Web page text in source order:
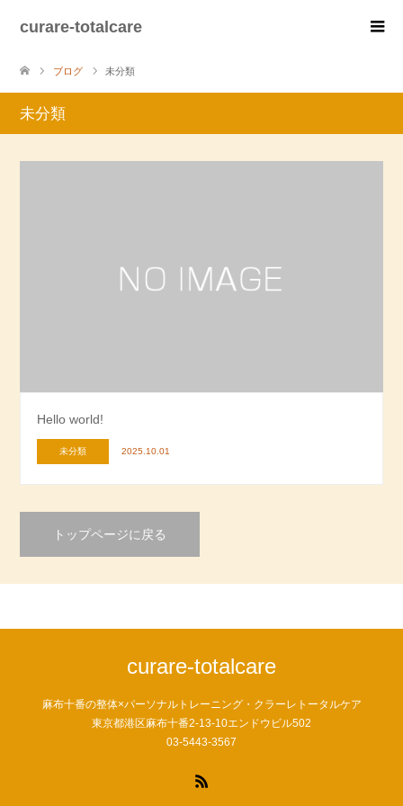
curare-totalcare
ブログ 未分類
未分類
Hello world!
未分類 2025.10.01
トップページに戻る
curare-totalcare
麻布十番の整体×パーソナルトレーニング・クラーレトータルケア
東京都港区麻布十番2-13-10エンドウビル502
03-5443-3567